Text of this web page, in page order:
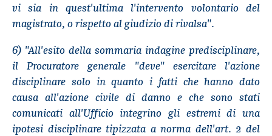
vi sia in quest'ultima l'intervento volontario del
magistrato, o rispetto al giudizio di rivalsa".
6) "All'esito della sommaria indagine predisciplinare,
il Procuratore generale "deve" esercitare l'azione
disciplinare solo in quanto i fatti che hanno dato
causa all'azione civile di danno e che sono stati
comunicati all'Ufficio integrino gli estremi di una
ipotesi disciplinare tipizzata a norma dell'art. 2 del